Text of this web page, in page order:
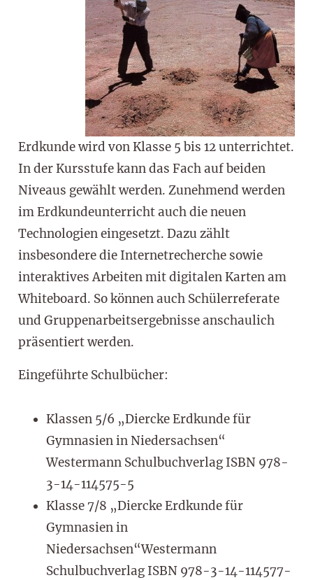
Erdkunde wird von Klasse 5 bis 12 unterrichtet.
In der Kursstufe kann das Fach auf beiden
Niveaus gewählt werden. Zunehmend werden
im Erdkundeunterricht auch die neuen
Technologien eingesetzt. Dazu zählt
insbesondere die Internetrecherche sowie
interaktives Arbeiten mit digitalen Karten am
Whiteboard. So können auch Schülerreferate
und Gruppenarbeitsergebnisse anschaulich
präsentiert werden.
Eingeführte Schulbücher:
Klassen 5/6 „Diercke Erdkunde für
Gymnasien in Niedersachsen“
Westermann Schulbuchverlag ISBN 978-
3-14-114575-5
Klasse 7/8 „Diercke Erdkunde für
Gymnasien in
Niedersachsen“Westermann
Schulbuchverlag ISBN 978-3-14-114577-